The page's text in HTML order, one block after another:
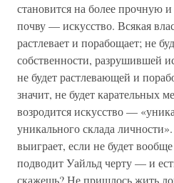
становится на более прочную
почву — искусство. Всякая
растлевает и порабощает; не
собственности, разрушившей
не будет растлевающей и
значит, не будет карательных
возродится искусство —
уникального склада
выиграет, если не будет
подводит Уайльд черту — и
скажешь? Не пришлось жить